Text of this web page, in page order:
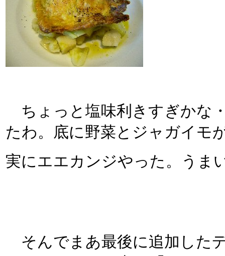
ちょっと塩味利きすぎかな
たわ。底に野菜とジャガイモ
実にエエカンジやった。うま
そんでまあ最後に追加した